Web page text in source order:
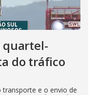
quartel-
do tráfico
e o envio de